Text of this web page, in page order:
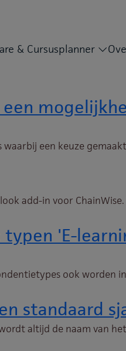
& Cursusplanner
een keuze
add-in voor
'E-
ook
standaard
altijd de naam van